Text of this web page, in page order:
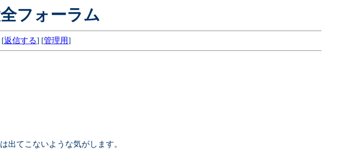
フォーラム
[返信する] [管理用]
出てこないような気がします。